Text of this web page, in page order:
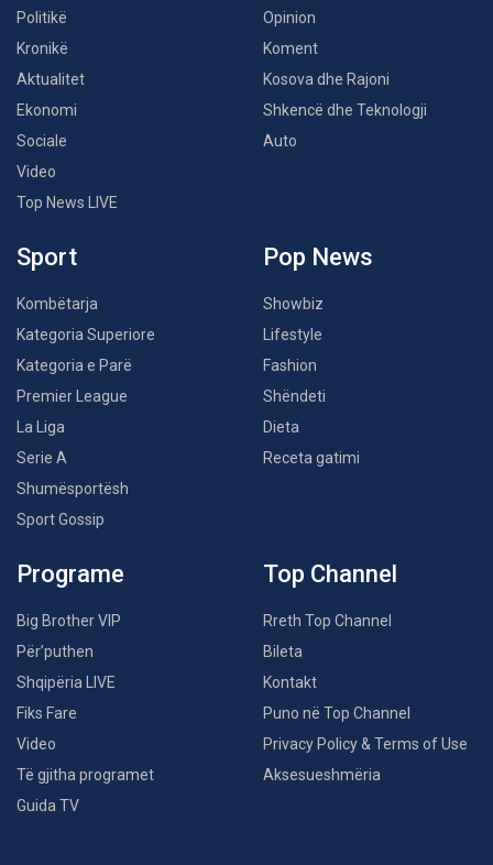
Politikë
Kronikë
Aktualitet
Ekonomi
Sociale
Video
Top News LIVE
Opinion
Koment
Kosova dhe Rajoni
Shkencë dhe Teknologji
Auto
Sport
Kombëtarja
Kategoria Superiore
Kategoria e Parë
Premier League
La Liga
Serie A
Shumësportësh
Sport Gossip
Pop News
Showbiz
Lifestyle
Fashion
Shëndeti
Dieta
Receta gatimi
Programe
Big Brother VIP
Për’puthen
Shqipëria LIVE
Fiks Fare
Video
Të gjitha programet
Guida TV
Top Channel
Rreth Top Channel
Bileta
Kontakt
Puno në Top Channel
Privacy Policy & Terms of Use
Aksesueshmëria